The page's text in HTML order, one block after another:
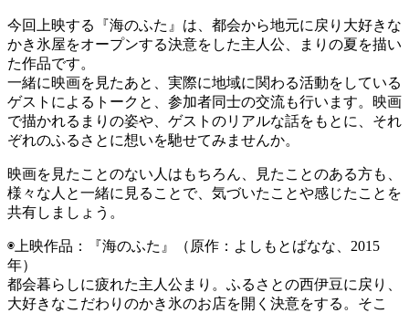
今回上映する『海のふた』は、都会から地元に戻り大好きな
かき氷屋をオープンする決意をした主人公、まりの夏を描い
た作品です。
一緒に映画を見たあと、実際に地域に関わる活動をしている
ゲストによるトークと、参加者同士の交流も行います。映画
で描かれるまりの姿や、ゲストのリアルな話をもとに、それ
ぞれのふるさとに想いを馳せてみませんか。
映画を見たことのない人はもちろん、見たことのある方も、
様々な人と一緒に見ることで、気づいたことや感じたことを
共有しましょう。
◉上映作品：『海のふた』（原作：よしもとばなな、2015
年）
都会暮らしに疲れた主人公まり。ふるさとの西伊豆に戻り、
大好きなこだわりのかき氷のお店を開く決意をする。そこ